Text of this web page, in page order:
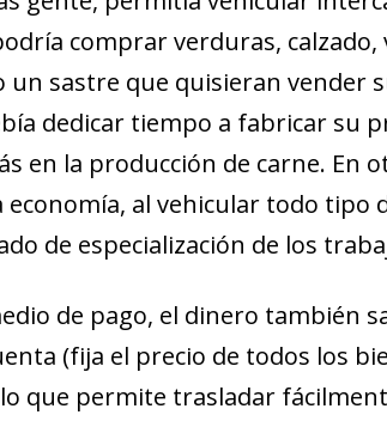
comprar verduras,
sastre que quisieran vender
dedicar tiempo a fabricar su
en la producción de carne. En
al vehicular todo tipo
de especialización de los
de pago, el dinero también
(fija el precio de todos los
que permite trasladar